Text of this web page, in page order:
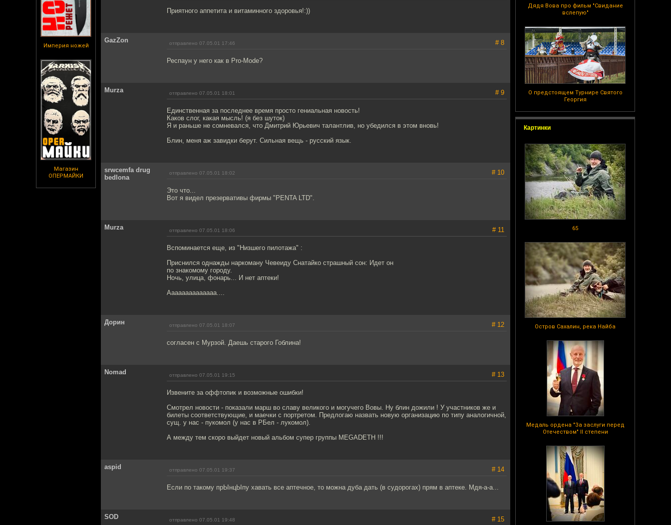
Империя ножей
Магазин
ОПЕРМАЙКИ
Дядя Вова про фильм "Свидание
вслепую"
О предстоящем Турнире Святого
Георгия
Картинки
65
Остров Сахалин, река Найба
Медаль ордена "За заслуги перед
Отечеством" II степени
Приятного аппетита и витаминного здоровья!:))
GazZon отправлено 07.05.01 17:46 # 8
Респаун у него как в Pro-Mode?
Murza отправлено 07.05.01 18:01 # 9
Единственная за последнее время просто гениальная новость!
Каков слог, какая мысль! (я без шуток)
Я и раньше не сомневался, что Дмитрий Юрьевич талантлив, но убедился в этом вновь!
Блин, меня аж завидки берут. Сильная вещь - русский язык.
srwcemfa drug
bedlona
отправлено 07.05.01 18:02 # 10
Это что...
Вот я видел презервативы фирмы "PENTA LTD".
Murza отправлено 07.05.01 18:06 # 11
Вспоминается еще, из "Низшего пилотажа" :
Приснился однажды наркоману Чевеиду Снатайко страшный сон: Идет он
по знакомому городу.
Ночь, улица, фонарь... И нет аптеки!
Аааааааааааааа....
Дорин отправлено 07.05.01 18:07 # 12
согласен с Мурзой. Даешь старого Гоблина!
Nomad отправлено 07.05.01 19:15 # 13
Извените за оффтопик и возможные ошибки!
Смотрел новости - показали марш во славу великого и могучего Вовы. Ну блин дожили ! У участников же и
билеты соответствующие, и маечки с портретом. Предлогаю назвать новую организацию по типу аналогичной,
сущ. у нас - пукомол (у нас в РБел - лукомол).
А между тем скоро выйдет новый альбом супер группы MEGADETH !!!
aspid отправлено 07.05.01 19:37 # 14
Если по такому прЫнцЫпу хавать все аптечное, то можна дуба дать (в судорогах) прям в аптеке. Мдя-а-а...
SOD отправлено 07.05.01 19:48 # 15